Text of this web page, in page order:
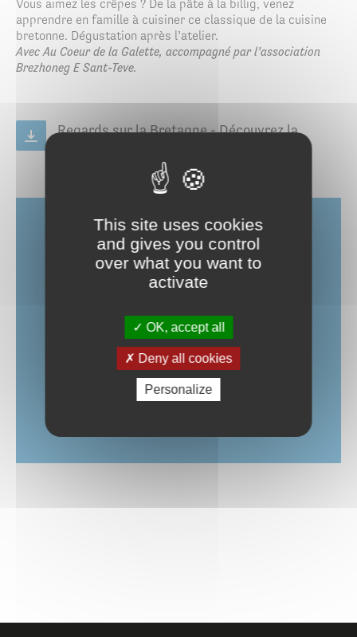
Vous aimez les crêpes ? De la pâte à la billig, venez
apprendre en famille à cuisiner ce classique de la cuisine
bretonne. Dégustation après l’atelier.
Avec Au Coeur de la Galette, accompagné par l’association
Brezhoneg E Sant-Teve.
Regards sur la Bretagne - Découvrez la
Contact
3, rue des Droits de l'Homme 56890
Saint-Avé
02 97 44 44 66
This site uses cookies
and gives you control
over what you want to
activate
OK, accept all
Deny all cookies
Personalize